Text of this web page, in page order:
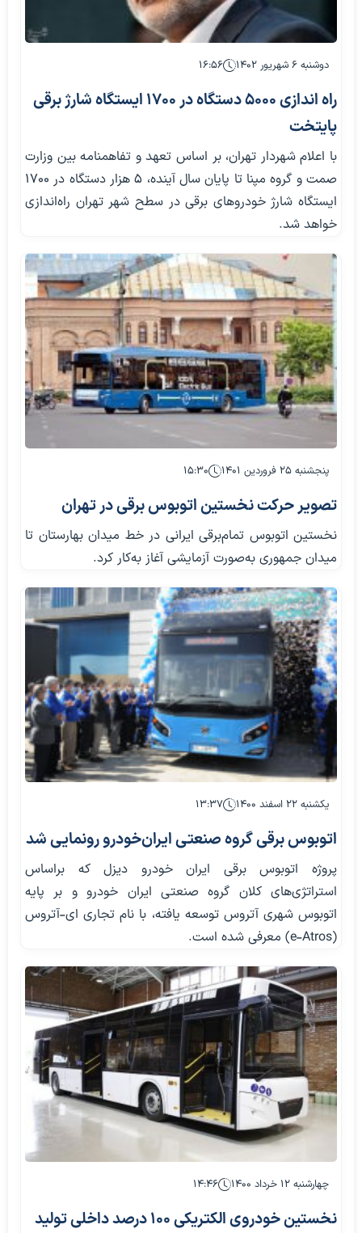
دوشنبه ۶ شهریور ۱۴۰۲ ۱۶:۵۶
راه اندازی 5000 دستگاه در 1700 ایستگاه شارژ برقی
پایتخت
با اعلام شهردار تهران، بر اساس تعهد و تفاهمنامه بین وزارت
صمت و گروه مپنا تا پایان سال آینده، ۵ هزار دستگاه در ۱۷۰۰
ایستگاه شارژ خودروهای برقی در سطح شهر تهران راه‌اندازی
خواهد شد.
پنجشنبه ۲۵ فروردین ۱۴۰۱ ۱۵:۳۰
تصویر حرکت نخستین اتوبوس برقی در تهران
نخستین اتوبوس تمام‌برقی ایرانی در خط میدان بهارستان تا
میدان جمهوری به‌صورت آزمایشی آغاز به‌کار کرد.
یکشنبه ۲۲ اسفند ۱۴۰۰ ۱۳:۳۷
اتوبوس برقی گروه صنعتی ایران‌خودرو رونمایی شد
پروژه اتوبوس برقی ایران خودرو دیزل که براساس
استراتژی‌های کلان گروه صنعتی ایران خودرو و بر پایه
اتوبوس شهری آتروس توسعه یافته، با نام تجاری ای-آتروس
(e-Atros) معرفی شده است.
چهارشنبه ۱۲ خرداد ۱۴۰۰ ۱۴:۴۶
نخستین خودروی الکتریکی ۱۰۰ درصد داخلی تولید